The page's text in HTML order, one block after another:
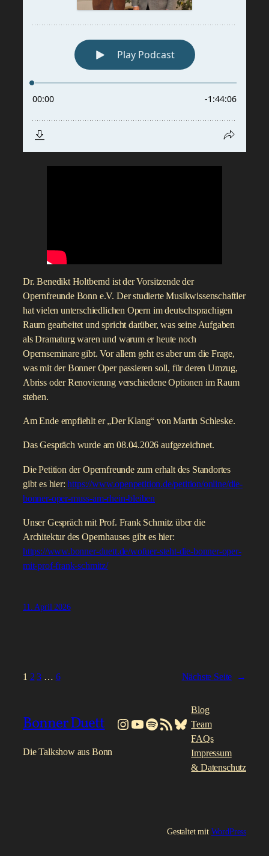
Dr. Benedikt Holtbernd ist der Vorsitzende der
Opernfreunde Bonn e.V. Der studierte Musikwissenschaftler
hat vielen unterschiedlichen Opern im deutschsprachigen
Raum gearbeitet und spricht darüber, was seine Aufgaben
als Dramaturg waren und warum er heute noch
Opernseminare gibt. Vor allem geht es aber um die Frage,
was mit der Bonner Oper passieren soll, für deren Umzug,
Abriss oder Renovierung verschiedene Optionen im Raum
stehen.
Am Ende empfiehlt er „Der Klang“ von Martin Schleske.
Das Gespräch wurde am 08.04.2026 aufgezeichnet.
Die Petition der Opernfreunde zum erhalt des Standortes
gibt es hier:https://www.openpetition.de/petition/online/die-
bonner-oper-muss-am-rhein-bleiben
Unser Gespräch mit Prof. Frank Schmitz über die
Architektur des Opernhauses gibt es hier:
https://www.bonner-duett.de/wofuer-steht-die-bonner-oper-
mit-prof-frank-schmitz/
11. April 2026
1 2 3 … 6 Nächste Seite →
Bonner Duett
Die Talkshow aus Bonn
Instagram
YouTube
Spotify
RSS-FeedBluesky
Blog
Team
FAQs
Impressum
& Datenschutz
Gestaltet mit WordPress